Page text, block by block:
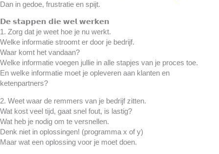
Dan in gedoe, frustratie en spijt.
𝗗𝗲 𝘀𝘁𝗮𝗽𝗽𝗲𝗻 𝗱𝗶𝗲 𝘄𝗲𝗹 𝘄𝗲𝗿𝗸𝗲𝗻
1. Zorg dat je weet hoe je nu werkt.
Welke informatie stroomt er door je bedrijf.
Waar komt het vandaan?
Welke informatie voegen jullie in alle stapjes van je proces toe.
En welke informatie moet je opleveren aan klanten en
ketenpartners?
2. Weet waar de remmers van je bedrijf zitten.
Wat kost veel tijd, gaat snel fout, is lastig?
Wat heb je nodig om te versnellen.
Denk niet in oplossingen! (programma x of y)
Maar wat een oplossing voor je moet doen.